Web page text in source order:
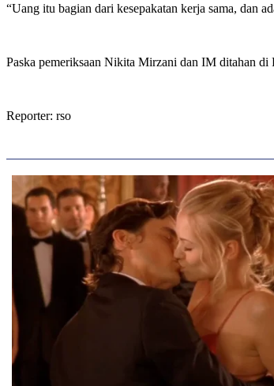
“Uang itu bagian dari kesepakatan kerja sama, dan
Paska pemeriksaan Nikita Mirzani dan IM ditahan di
Reporter: rso